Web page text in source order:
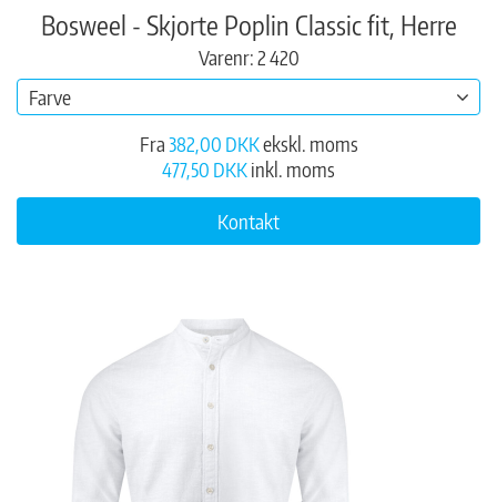
Bosweel - Skjorte Poplin Classic fit, Herre
Varenr: 2 420
Farve
Fra382,00 DKKekskl. moms
477,50 DKKinkl. moms
Kontakt